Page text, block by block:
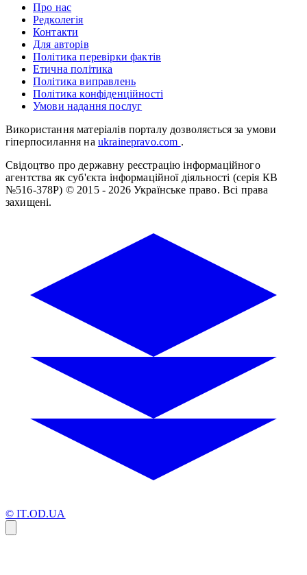
Про нас
Редколегія
Контакти
Для авторів
Політика перевірки фактів
Етична політика
Політика виправлень
Політика конфіденційності
Умови надання послуг
Використання матеріалів порталу дозволяється за умови
гіперпосилання на ukrainepravo.com .
Свідоцтво про державну реєстрацію інформаційного
агентства як суб'єкта інформаційної діяльності (серія КВ
№516-378Р) © 2015 - 2026 Українське право. Всі права
захищені.
© IT.OD.UA